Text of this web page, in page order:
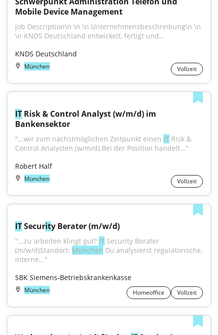
Mobile Device Management
Job Description\n \n \n Unternehmensbeschreibung\n \n
\n KNDS Deutschland entwickelt, fertigt und...
KNDS Deutschland
München Vollzeit
IT Risk & Control Analyst (w/m/d) im
Bankensektor
"...wir zum nächstmöglichen Zeitpunkt einen IT Risk &
Control Analysten (w/m/d).Bei der Position handelt..."
Robert Half
München Vollzeit
IT Security Berater (m/w/d)
"...zu arbeiten klingt gut? IT Security Berater
(m/w/d)Standort: München Du analysierst regulatorische,
interne..."
SBK Siemens-Betriebskrankenkasse
München Homeoffice Vollzeit